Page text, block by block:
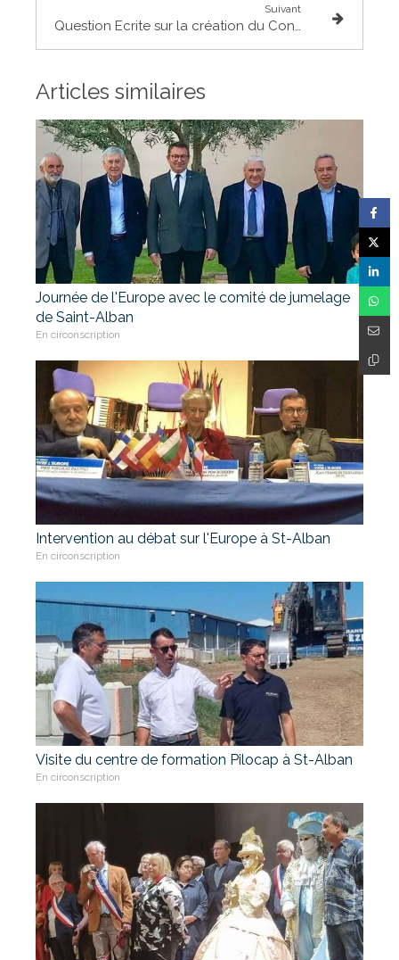
Suivant
Articles similaires
Journée de l'Europe avec le comité de jumelage
de Saint-Alban
En circonscription
Intervention au débat sur l'Europe à St-Alban
En circonscription
Visite du centre de formation Pilocap à St-Alban
En circonscription